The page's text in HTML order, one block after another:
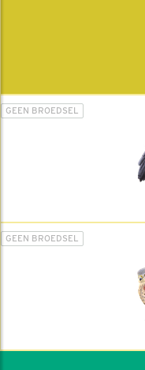
GEEN BROEDSEL
GEEN BROEDSEL